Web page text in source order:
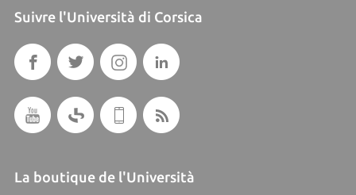
Suivre l'Università di Corsica
La boutique de l'Università